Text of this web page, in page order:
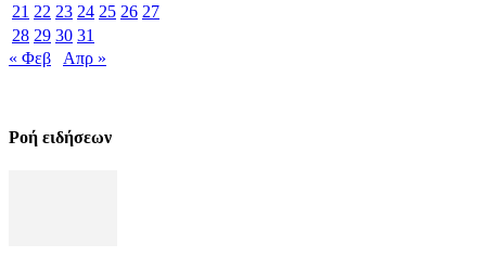
21 22 23 24 25 26 27
28 29 30 31
« Φεβ
Απρ »
Ροή ειδήσεων